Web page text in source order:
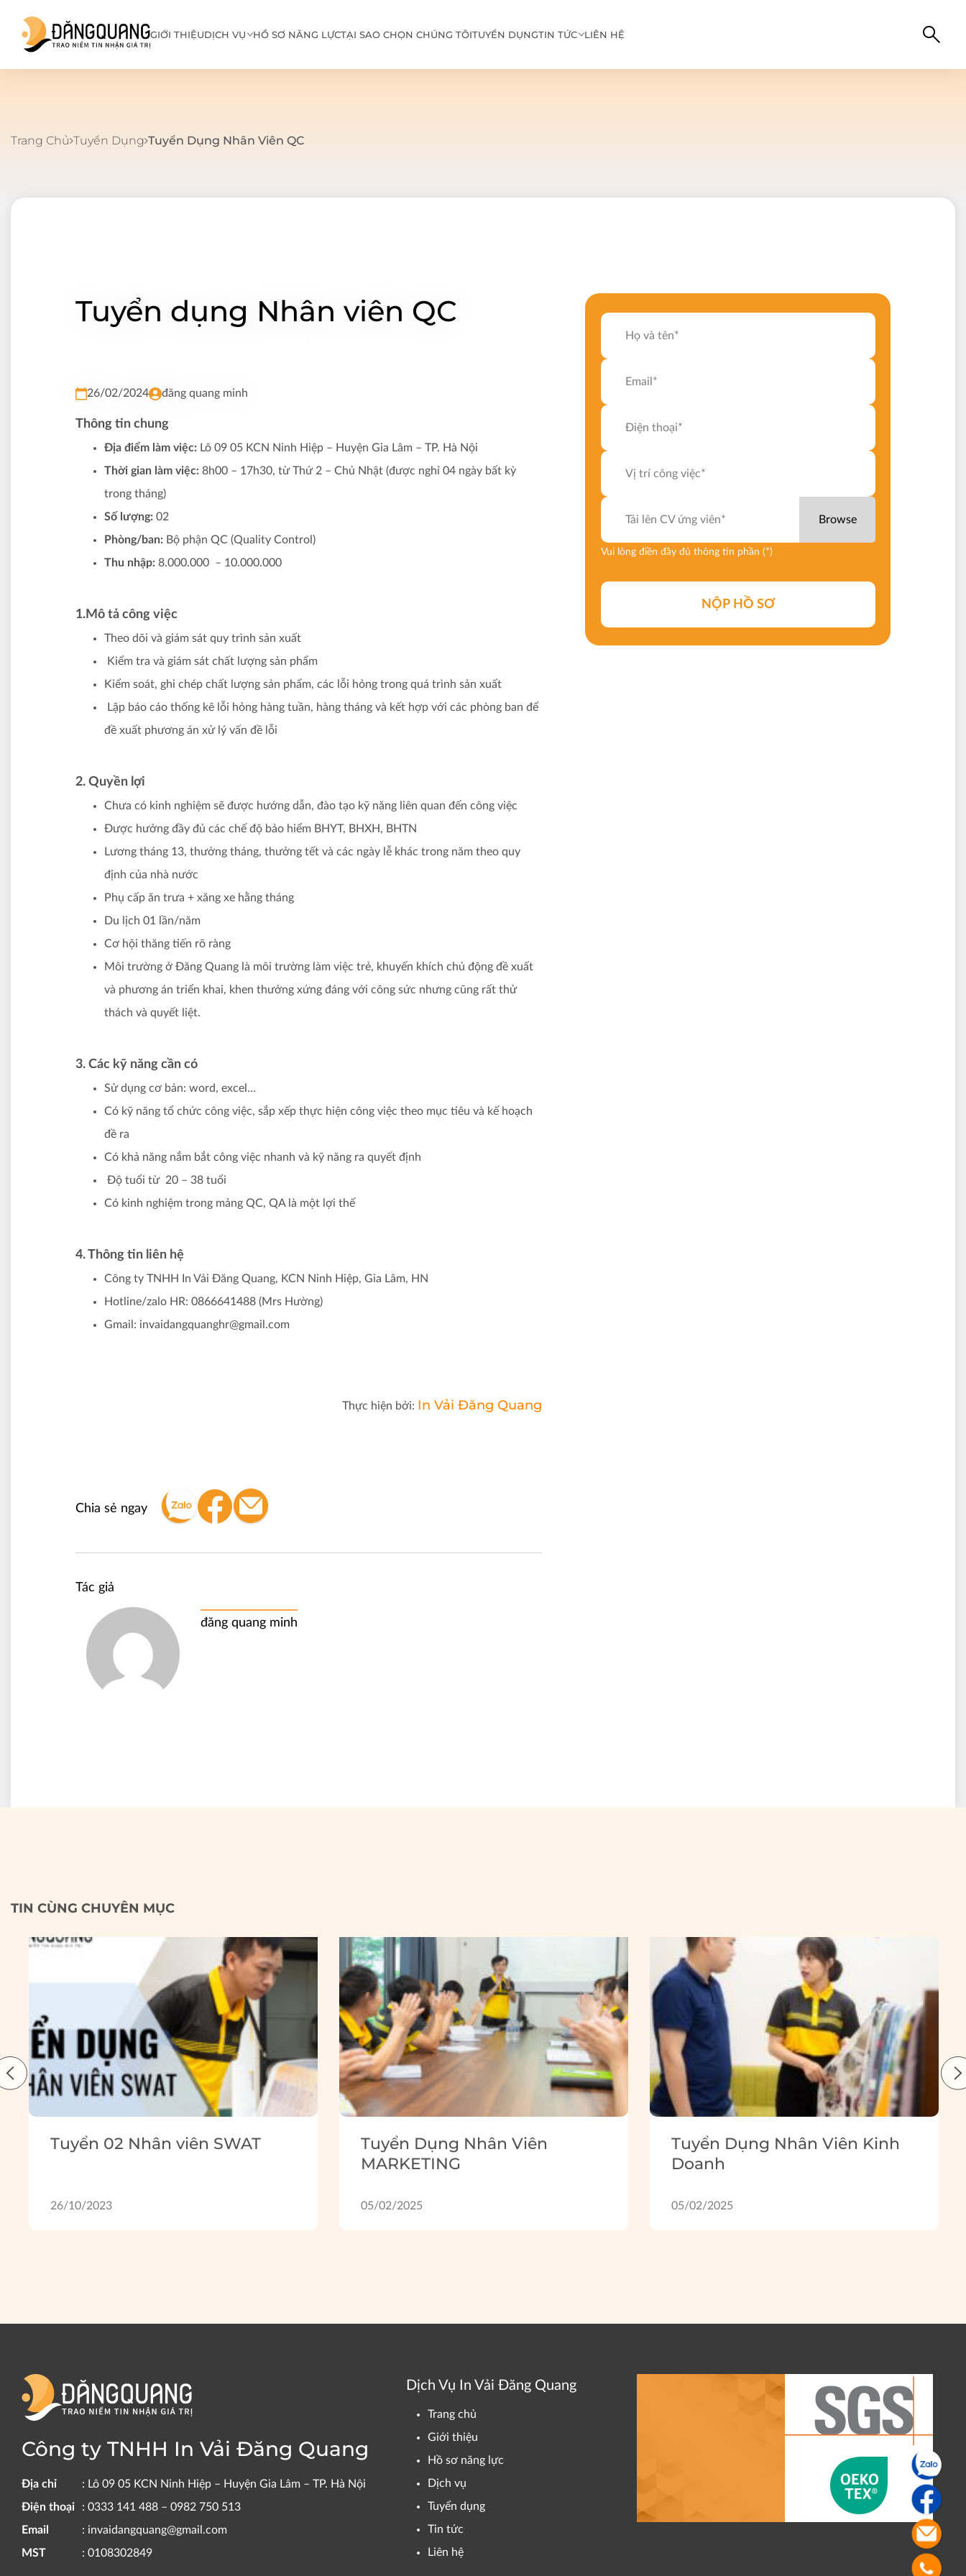
GIỚI THIỆUDỊCH VỤ HỒ SƠ NĂNG LỰCTẠI SAO CHỌN CHÚNG TÔITUYỂN DỤNGTIN TỨC LIÊN HỆ
Trang Chủ Tuyển Dụng Tuyển Dụng Nhân Viên QC
Tuyển dụng Nhân viên QC
26/02/2024 đăng quang minh
Thông tin chung
Địa điểm làm việc: Lô 09 05 KCN Ninh Hiệp – Huyện Gia Lâm – TP. Hà Nội
Thời gian làm việc: 8h00 – 17h30, từ Thứ 2 – Chủ Nhật (được nghỉ 04 ngày bất kỳ
trong tháng)
Số lượng: 02
Phòng/ban: Bộ phận QC (Quality Control)
Thu nhập: 8.000.000 – 10.000.000
1.Mô tả công việc
Theo dõi và giám sát quy trình sản xuất
Kiểm tra và giám sát chất lượng sản phẩm
Kiểm soát, ghi chép chất lượng sản phẩm, các lỗi hỏng trong quá trình sản xuất
Lập báo cáo thống kê lỗi hỏng hàng tuần, hàng tháng và kết hợp với các phòng ban để
đề xuất phương án xử lý vấn đề lỗi
2. Quyền lợi
Chưa có kinh nghiệm sẽ được hướng dẫn, đào tạo kỹ năng liên quan đến công việc
Được hưởng đầy đủ các chế độ bảo hiểm BHYT, BHXH, BHTN
Lương tháng 13, thưởng tháng, thưởng tết và các ngày lễ khác trong năm theo quy
định của nhà nước
Phụ cấp ăn trưa + xăng xe hằng tháng
Du lịch 01 lần/năm
Cơ hội thăng tiến rõ ràng
Môi trường ở Đăng Quang là môi trường làm việc trẻ, khuyến khích chủ động đề xuất
và phương án triển khai, khen thưởng xứng đáng với công sức nhưng cũng rất thử
thách và quyết liệt.
3. Các kỹ năng cần có
Sử dụng cơ bản: word, excel…
Có kỹ năng tổ chức công việc, sắp xếp thực hiện công việc theo mục tiêu và kế hoạch
đề ra
Có khả năng nắm bắt công việc nhanh và kỹ năng ra quyết định
Độ tuổi từ 20 – 38 tuổi
Có kinh nghiệm trong mảng QC, QA là một lợi thế
4. Thông tin liên hệ
Công ty TNHH In Vải Đăng Quang, KCN Ninh Hiệp, Gia Lâm, HN
Hotline/zalo HR: 0866641488 (Mrs Hường)
Gmail: invaidangquanghr@gmail.com
Thực hiện bởi: In Vải Đăng Quang
Chia sẻ ngay
Tác giả
đăng quang minh
Tải lên CV ứng viên* Browse
Vui lòng điền đầy đủ thông tin phần (*)
TIN CÙNG CHUYÊN MỤC
Tuyển 02 Nhân viên SWAT
26/10/2023
Tuyển Dụng Nhân Viên
MARKETING
05/02/2025
Tuyển Dụng Nhân Viên Kinh
Doanh
05/02/2025
Công ty TNHH In Vải Đăng Quang
Địa chỉ
: Lô 09 05 KCN Ninh Hiệp – Huyện Gia Lâm – TP. Hà Nội
Điện thoại
: 0333 141 488 – 0982 750 513
Email
: invaidangquang@gmail.com
MST
: 0108302849
Dịch Vụ In Vải Đăng Quang
Trang chủ
Giới thiệu
Hồ sơ năng lực
Dịch vụ
Tuyển dụng
Tin tức
Liên hệ